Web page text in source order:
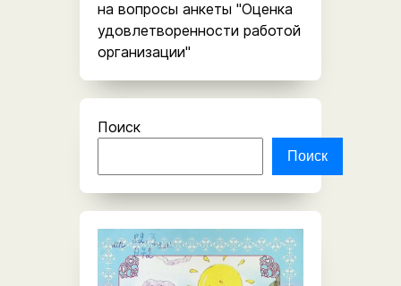
на вопросы анкеты "Оценка
удовлетворенности работой
организации"
Поиск
Поиск